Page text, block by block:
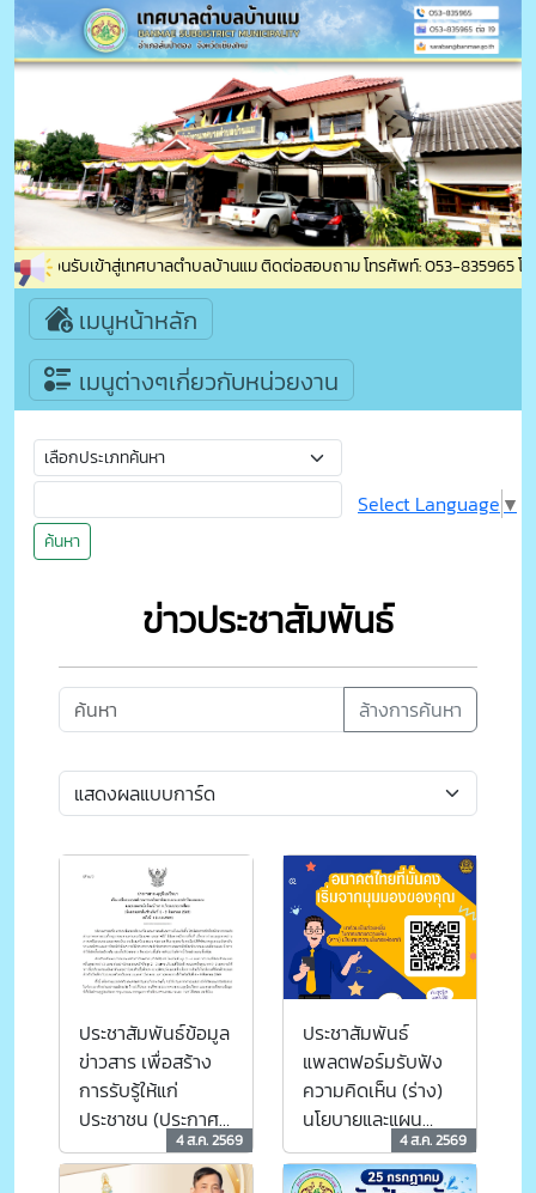
ต้อนรับเข้าสู่เทศบาลตำบลบ้านแม ติดต่อสอบถาม โทรศัพท์: 053-835965 โทรส
เมนูหน้าหลัก
เมนูต่างๆเกี่ยวกับหน่วยงาน
ค้นหา
Select Language ▼
ข่าวประชาสัมพันธ์
ล้างการค้นหา
ประชาสัมพันธ์ข้อมูล
ข่าวสาร เพื่อสร้าง
การรับรู้ให้แก่
ประชาชน (ประกาศ
กรมอุตุนิยมวิทยา)
4 ส.ค. 2569
ประชาสัมพันธ์
แพลตฟอร์มรับฟัง
ความคิดเห็น (ร่าง)
นโยบายและแผน
ระดับชาติว่าด้วย
ความมั่นคงแห่งชาติ
4 ส.ค. 2569